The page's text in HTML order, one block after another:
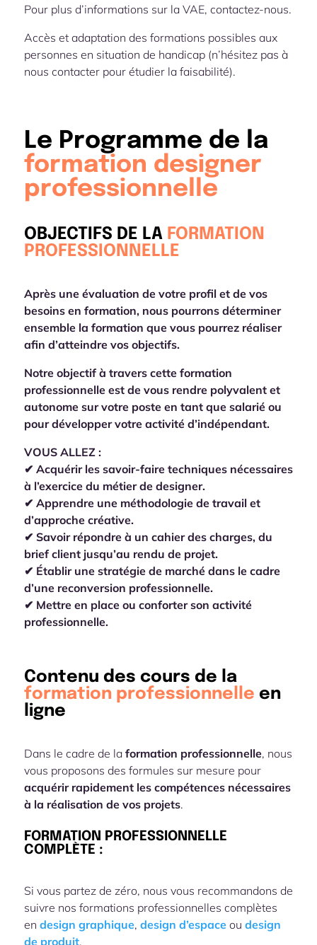
Pour plus d’informations sur la VAE, contactez-nous.
Accès et adaptation des formations possibles aux
personnes en situation de handicap (n’hésitez pas à
nous contacter pour étudier la faisabilité).
Le Programme de la
formation designer
professionnelle
OBJECTIFS DE LA FORMATION
PROFESSIONNELLE
Après une évaluation de votre profil et de vos
besoins en formation, nous pourrons déterminer
ensemble la formation que vous pourrez réaliser
afin d’atteindre vos objectifs.
Notre objectif à travers cette formation
professionnelle est de vous rendre polyvalent et
autonomesur votre poste en tant que salarié ou
pourdévelopper votre activité d’indépendant.
VOUS ALLEZ :
✔ Acquérir les savoir-faire techniques nécessaires
à l’exercice du métier de designer.
✔︎ Apprendre une méthodologie de travail et
d’approche créative.
✔︎ Savoir répondre à un cahier des charges, du
brief client jusqu’au rendu de projet.
✔︎ Établir une stratégie de marché dans le cadre
d’une reconversion professionnelle.
✔︎ Mettre en place ou conforter son activité
professionnelle.
Contenu des cours de la
formation professionnelle en
ligne
Dans le cadre de la formation professionnelle, nous
vous proposons des formules sur mesure pour
acquérir rapidement les compétences nécessaires
à la réalisation de vos projets.
FORMATION PROFESSIONNELLE
COMPLÈTE :
Si vous partez de zéro, nous vous recommandons de
suivre nos formations professionnelles complètes
en design graphique, design d’espace ou design
de produit.